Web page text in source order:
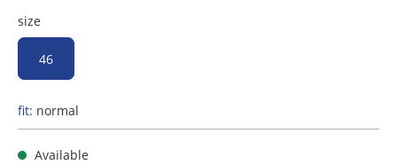
size
46
fit: normal
Available